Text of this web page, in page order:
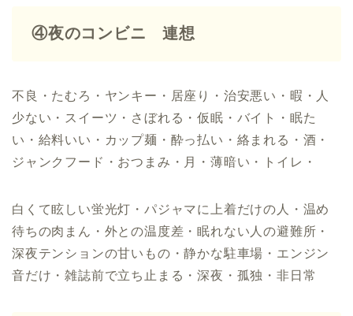
④夜のコンビニ 連想
不良・たむろ・ヤンキー・居座り・治安悪い・暇・人
少ない・スイーツ・さぼれる・仮眠・バイト・眠た
い・給料いい・カップ麺・酔っ払い・絡まれる・酒・
ジャンクフード・おつまみ・月・薄暗い・トイレ・
白くて眩しい蛍光灯・パジャマに上着だけの人・温め
待ちの肉まん・外との温度差・眠れない人の避難所・
深夜テンションの甘いもの・静かな駐車場・エンジン
音だけ・雑誌前で立ち止まる・深夜・孤独・非日常